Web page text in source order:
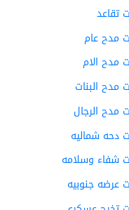
مدح عام
الام
البنات
الرجال
دحه شماليه
شفاء وسلامه
جنوبيه